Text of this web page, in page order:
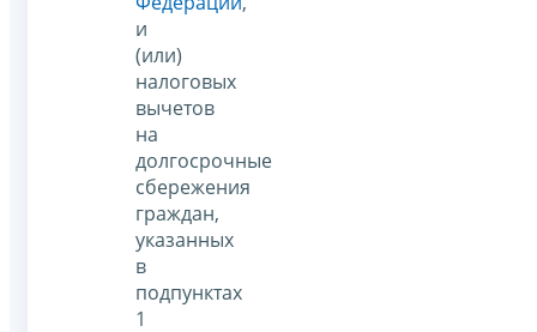
и
(или)
налоговых
вычетов
на
долгосрочные
сбережения
граждан,
указанных
в
подпунктах
1